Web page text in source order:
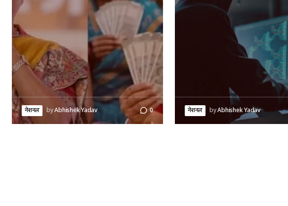
नेशनल byAbhishek Yadav 0 नेशनल byAbhishek Yadav